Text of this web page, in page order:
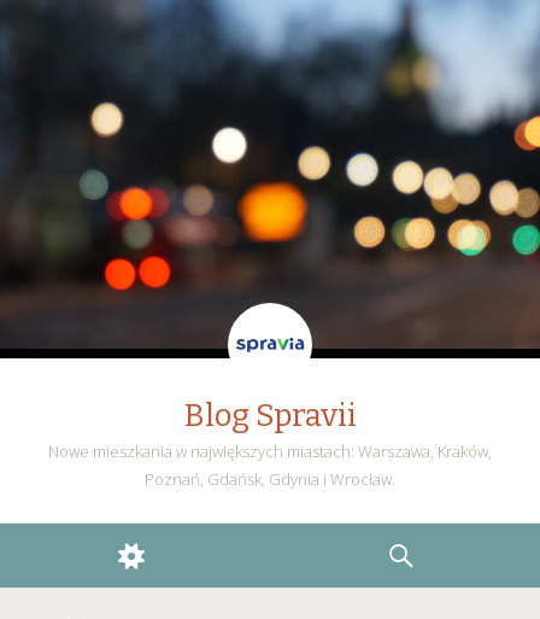
Blog Spravii
Nowe mieszkania w największych miastach: Warszawa, Kraków,
Poznań, Gdańsk, Gdynia i Wrocław.
WIDGETS
SEARCH